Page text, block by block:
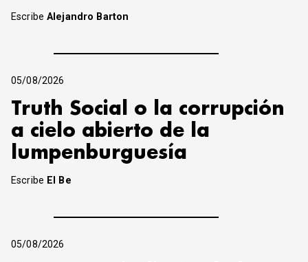
EscribeAlejandro Barton
05/08/2026
Truth Social o la corrupción
a cielo abierto de la
lumpenburguesía
Escribe El Be
05/08/2026